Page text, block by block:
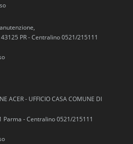
PR - Centralino 0521/215111
ACER - UFFICIO CASA COMUNE DI
Parma - Centralino 0521/215111